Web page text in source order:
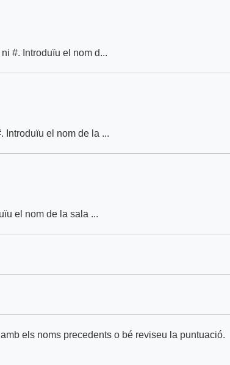
ni #. Introduïu el nom d...
Introduïu el nom de la ...
el nom de la sala ...
els noms precedents o bé reviseu la puntuació.